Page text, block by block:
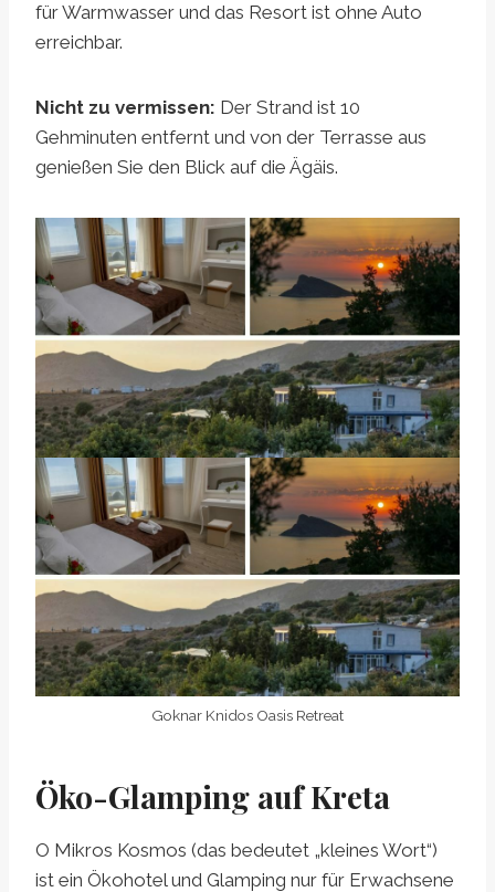
für Warmwasser und das Resort ist ohne Auto
erreichbar.
Nicht zu vermissen: Der Strand ist 10
Gehminuten entfernt und von der Terrasse aus
genießen Sie den Blick auf die Ägäis.
Goknar Knidos Oasis Retreat
Öko-Glamping auf Kreta
O Mikros Kosmos (das bedeutet „kleines Wort“)
ist ein Ökohotel und Glamping nur für Erwachsene